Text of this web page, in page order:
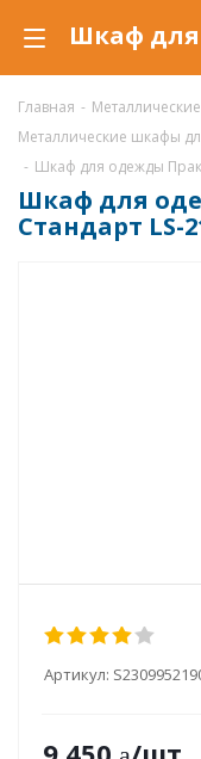
Главная -
Металлические шкафы
- Шкаф для одежды
Шкаф для
Стандарт LS-
Артикул: